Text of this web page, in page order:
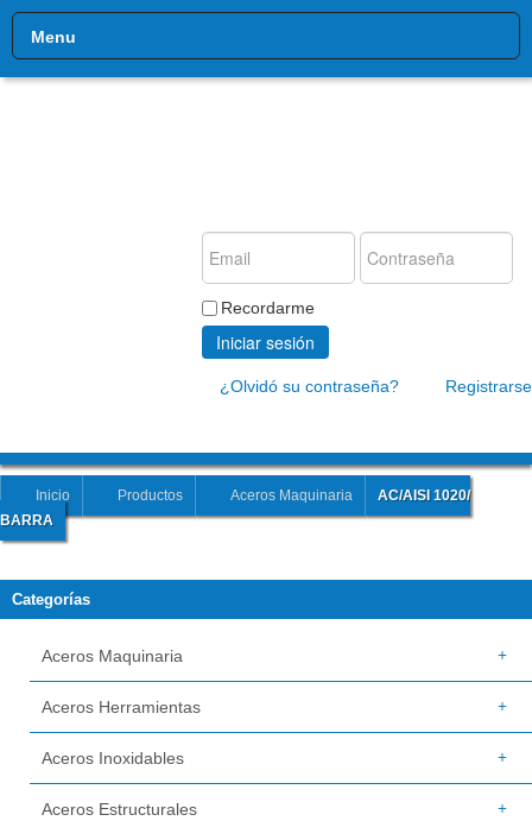
Menu
Recordarme
Iniciar sesión
¿Olvidó su contraseña? Registrarse
Inicio Productos Aceros Maquinaria
AC/AISI 1020/
BARRA
Categorías
Aceros Maquinaria
Aceros Herramientas
Aceros Inoxidables
Aceros Estructurales